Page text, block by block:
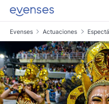
Evenses Actuaciones